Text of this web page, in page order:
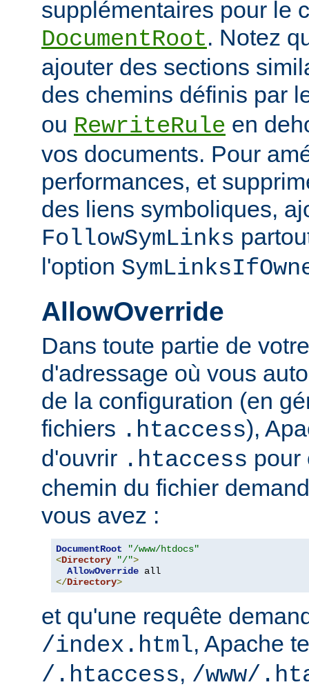
supplémentaires pour le
DocumentRoot. Notez
ajouter des sections
des chemins définis par
ou RewriteRule en
vos documents. Pour
performances, et
des liens symboliques,
FollowSymLinks
l'option
AllowOverride
Dans toute partie de
d'adressage où vous
de la configuration (en
fichiers .htaccess),
d'ouvrir .htaccess pour
chemin du fichier
vous avez :
DocumentRoot
"/www/htdocs"
<Directory "/">
AllowOverride
</Directory>
et qu'une requête
/index.html, Apache
/.htaccess, /www/